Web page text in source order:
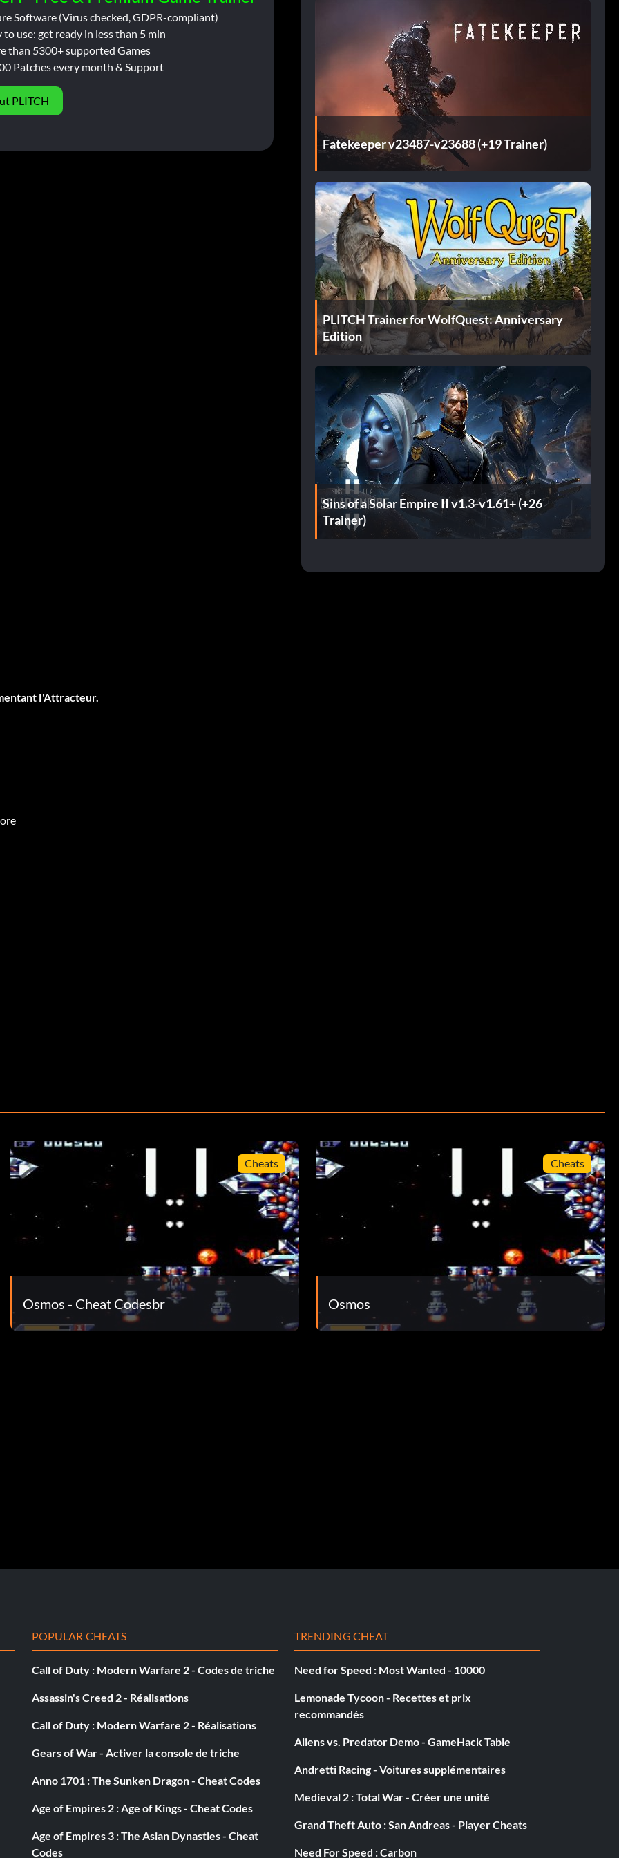
Software (Virus checked, GDPR-compliant)
to use: get ready in less than 5 min
than 5300+ supported Games
Patches every month & Support
PLITCH
l'Attracteur.
Forever.
Fatekeeper v23487-v23688 (+19 Trainer)
PLITCH Trainer for WolfQuest: Anniversary
Edition
Sins of a Solar Empire II v1.3-v1.61+ (+26
Trainer)
Cheats
Osmos - Cheat Codesbr
Cheats
Osmos
POPULAR CHEATS
Call of Duty : Modern Warfare 2 - Codes de triche
Assassin's Creed 2 - Réalisations
Call of Duty : Modern Warfare 2 - Réalisations
Gears of War - Activer la console de triche
Anno 1701 : The Sunken Dragon - Cheat Codes
Age of Empires 2 : Age of Kings - Cheat Codes
Age of Empires 3 : The Asian Dynasties - Cheat
Codes
TRENDING CHEAT
Need for Speed : Most Wanted - 10000
Lemonade Tycoon - Recettes et prix
recommandés
Aliens vs. Predator Demo - GameHack Table
Andretti Racing - Voitures supplémentaires
Medieval 2 : Total War - Créer une unité
Grand Theft Auto : San Andreas - Player Cheats
Need For Speed : Carbon